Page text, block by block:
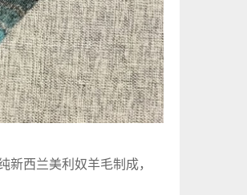
新西兰美利奴羊毛制成，